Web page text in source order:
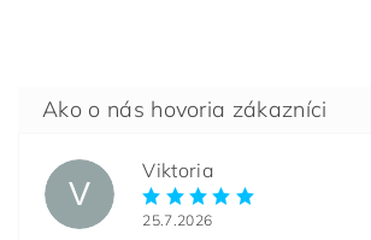
V
Viktoria
25.7.2026